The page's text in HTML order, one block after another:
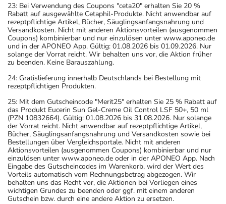
23: Bei Verwendung des Coupons "ceta20" erhalten Sie 20 %
Rabatt auf ausgewählte Cetaphil-Produkte. Nicht anwendbar auf
rezeptpflichtige Artikel, Bücher, Säuglingsanfangsnahrung und
Versandkosten. Nicht mit anderen Aktionsvorteilen (ausgenommen
Coupons) kombinierbar und nur einzulösen unter www.aponeo.de
und in der APONEO App. Gültig: 01.08.2026 bis 01.09.2026. Nur
solange der Vorrat reicht. Wir behalten uns vor, die Aktion früher
zu beenden. Keine Barauszahlung.
24: Gratislieferung innerhalb Deutschlands bei Bestellung mit
rezeptpflichtigen Produkten.
25: Mit dem Gutscheincode "Merit25" erhalten Sie 25 % Rabatt auf
das Produkt Eucerin Sun Gel-Creme Oil Control LSF 50+, 50 ml
(PZN 10832664). Gültig: 01.08.2026 bis 31.08.2026. Nur solange
der Vorrat reicht. Nicht anwendbar auf rezeptpflichtige Artikel,
Bücher, Säuglingsanfangsnahrung und Versandkosten sowie bei
Bestellungen über Vergleichsportale. Nicht mit anderen
Aktionsvorteilen (ausgenommen Coupons) kombinierbar und nur
einzulösen unter www.aponeo.de oder in der APONEO App. Nach
Eingabe des Gutscheincodes im Warenkorb, wird der Wert des
Vorteils automatisch vom Rechnungsbetrag abgezogen. Wir
behalten uns das Recht vor, die Aktionen bei Vorliegen eines
wichtigen Grundes zu beenden oder ggf. mit einem anderen
Gutschein bzw. durch eine andere Aktion zu ersetzen.